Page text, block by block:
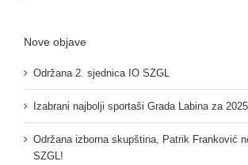
Nove objave
Održana 2. sjednica IO SZGL
Izabrani najbolji sportaši Grada Labina za
Održana izborna skupština, Patrik Franković
SZGL!